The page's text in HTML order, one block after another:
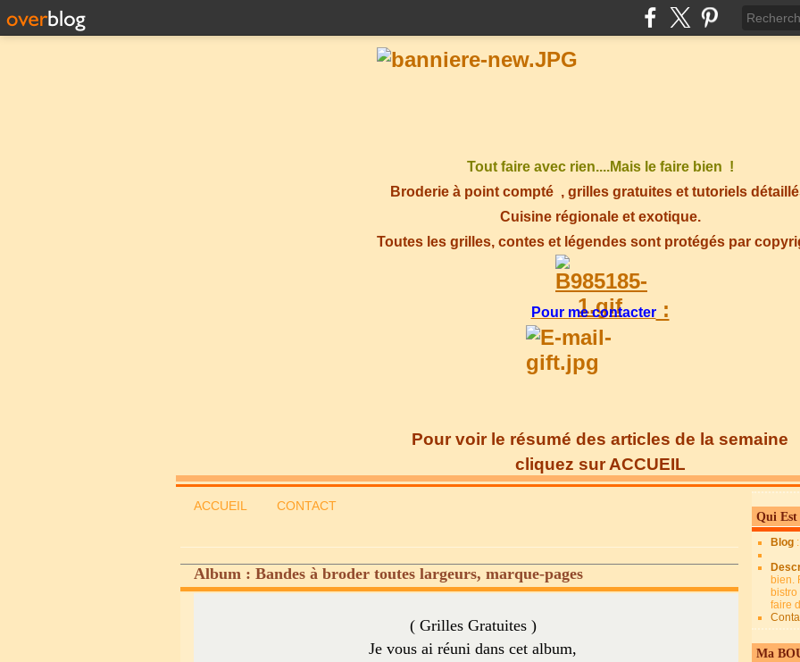
Tout faire avec rien....Mais le faire bien !
Broderie à point compté , grilles gratuites et tutoriels
Cuisine régionale et exotique.
Toutes les grilles, contes et légendes sont protégés par
Pour me contacter:
Pour voir le résumé des articles de la semaine
cliquez sur ACCUEIL
ACCUEIL CONTACT
Album : Bandes à broder toutes largeurs, marque-pages
( Grilles Gratuites )
Je vous ai réuni dans cet album,
Qui Est
Blog
bien.
faire
Ma